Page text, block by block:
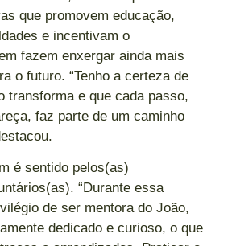
que promovem educação,
e incentivam o
fazem enxergar ainda mais
o futuro. “Tenho a certeza de
transforma e que cada passo,
faz parte de um caminho
é sentido pelos(as)
“Durante essa
de ser mentora do João,
dedicado e curioso, o que